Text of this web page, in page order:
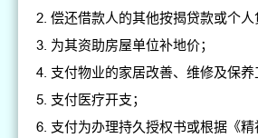
偿还借款人的其他按揭贷款或个人
为其资助房屋单位补地价；
支付物业的家居改善、维修及保养
支付医疗开支；
支付为办理持久授权书或根据《